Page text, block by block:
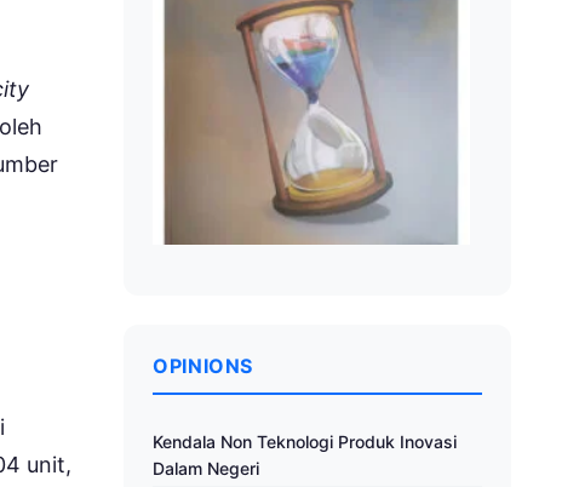
unit,
OPINIONS
Kendala Non Teknologi Produk Inovasi
Dalam Negeri